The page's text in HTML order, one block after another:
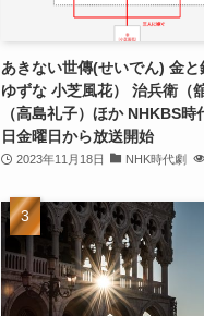
あきない世傳(せいでん) 金
ゆずな 小芝風花） 治兵衛（
（高島礼子）ほか NHKBS
日金曜日から放送開始
2023年11月18日 NHK時代劇